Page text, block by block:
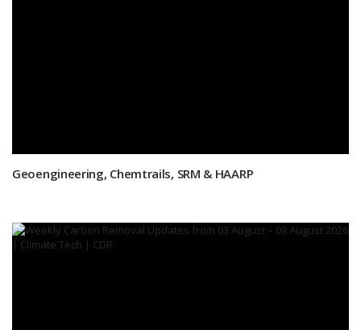
Geoengineering, Chemtrails, SRM & HAARP